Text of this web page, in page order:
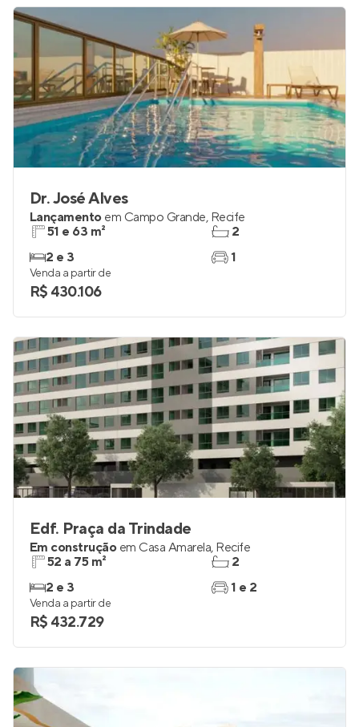
Dr. José Alves
Lançamento em Campo Grande, Recife
51 e 63 m²
2 e 3
2
1
Venda a partir de
R$ 430.106
Edf. Praça da Trindade
Em construção em Casa Amarela, Recife
52 a 75 m²
2 e 3
2
1 e 2
Venda a partir de
R$ 432.729